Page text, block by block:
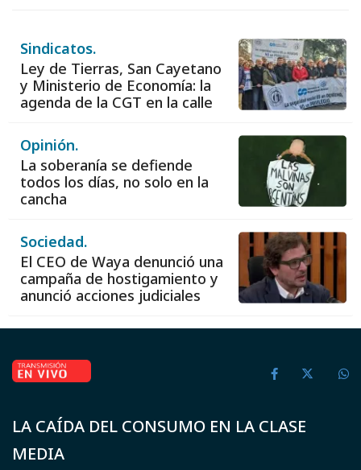
Sindicatos.
Ley de Tierras, San Cayetano
y Ministerio de Economía: la
agenda de la CGT en la calle
Opinión.
La soberanía se defiende
todos los días, no solo en la
cancha
Sociedad.
El CEO de Waya denunció una
campaña de hostigamiento y
anunció acciones judiciales
LA CAÍDA DEL CONSUMO EN LA CLASE
MEDIA